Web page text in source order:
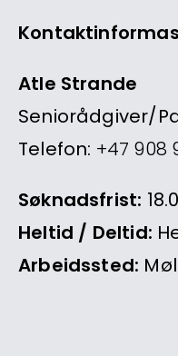
Atle Strande
Seniorådgiver/
Telefon: +47 908
Søknadsfrist:
Heltid / Deltid:
Arbeidssted: